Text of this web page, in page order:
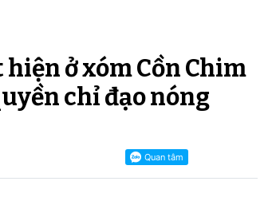
ở xóm Cồn Chim
chỉ đạo nóng